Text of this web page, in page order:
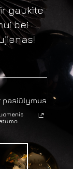
gaukite
bei
pasiūlymus